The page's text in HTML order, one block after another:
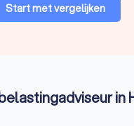
Start met vergelijken
in